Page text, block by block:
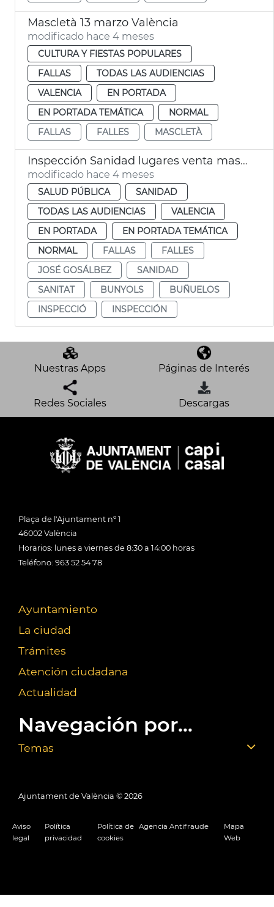
Mascletà 13 marzo València
modificado hace 4 meses
CULTURA Y FIESTAS POPULARES
FALLAS
TODAS LAS AUDIENCIAS
VALENCIA
EN PORTADA
EN PORTADA TEMÁTICA
NORMAL
FALLAS
FALLES MASCLETÀ
Inspección Sanidad lugares venta masas fritas Fallas València
modificado hace 4 meses
SALUD PÚBLICA
SANIDAD
TODAS LAS AUDIENCIAS
VALENCIA
EN PORTADA
EN PORTADA TEMÁTICA
NORMAL
FALLAS
FALLES
JOSÉ GOSÁLBEZ
SANIDAD
SANITAT
BUNYOLS
BUÑUELOS
INSPECCIÓ
INSPECCIÓN
Nuestras Apps Páginas de Interés
Redes Sociales Descargas
Plaça de l'Ajuntament nº 1
46002 València
Horarios: lunes a viernes de 8:30 a 14:00 horas
Teléfono: 963 52 54 78
Ayuntamiento
La ciudad
Trámites
Atención ciudadana
Actualidad
Navegación por...
Temas
Ajuntament de València © 2026
Aviso
legal
Política
privacidad
Política de
cookies
Agencia Antifraude
Mapa
Web